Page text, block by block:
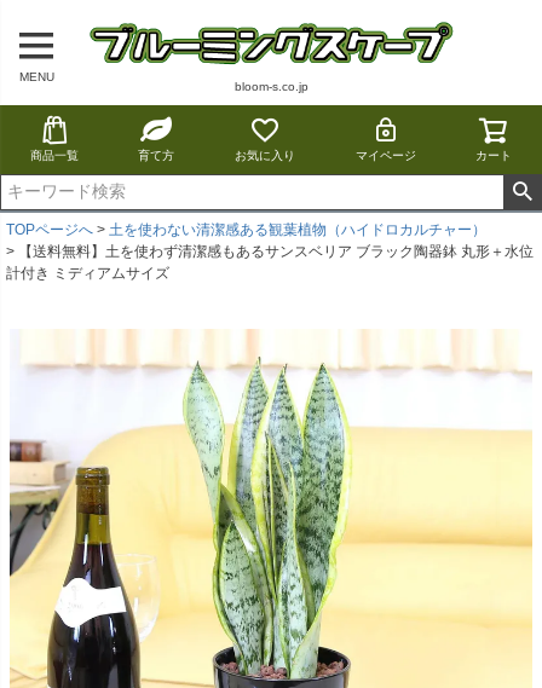
MENU
bloom-s.co.jp
商品一覧 育て方 お気に入り マイページ カート
TOPページへ
土を使わない清潔感ある観葉植物（ハイドロカルチャー）
【送料無料】土を使わず清潔感もあるサンスベリア ブラック陶器鉢 丸形＋水位
計付き ミディアムサイズ